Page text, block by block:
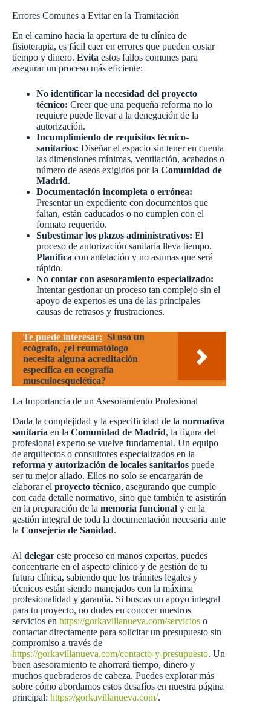
Errores Comunes a Evitar en la Tramitación
En el camino hacia la apertura de tu clínica de
fisioterapia, es fácil caer en errores que pueden costar
tiempo y dinero. Evita estos fallos comunes para
asegurar un proceso más eficiente:
No identificar la necesidad del proyecto
técnico: Creer que una pequeña reforma no lo
requiere puede llevar a la denegación de la
autorización.
Incumplimiento de requisitos técnico-
sanitarios: Diseñar el espacio sin tener en cuenta
las dimensiones mínimas, ventilación, acabados o
número de aseos exigidos por la Comunidad de
Madrid.
Documentación incompleta o errónea:
Presentar un expediente con documentos que
faltan, están caducados o no cumplen con el
formato requerido.
Subestimar los plazos administrativos: El
proceso de autorización sanitaria lleva tiempo.
Planifica con antelación y no asumas que será
rápido.
No contar con asesoramiento especializado:
Intentar gestionar un proceso tan complejo sin el
apoyo de expertos es una de las principales
causas de retrasos y frustraciones.
Te puede interesar: Si uso un
ecógrafo, ¿el reumatólogo
necesita alguna acreditación
específica en ecografía
musculoesquelética?
La Importancia de un Asesoramiento Profesional
Dada la complejidad y la especificidad de la normativa
sanitaria en la Comunidad de Madrid, la figura del
profesional experto se vuelve fundamental. Un equipo
de arquitectos o consultores especializados en la
reforma y autorización de locales sanitarios puede
ser tu mejor aliado. Ellos no solo se encargarán de
elaborar el proyecto técnico, asegurando que cumple
con cada detalle normativo, sino que también te asistirán
en la preparación de la memoria funcional y en la
gestión integral de toda la documentación necesaria ante
la Consejería de Sanidad.
Al delegar este proceso en manos expertas, puedes
concentrarte en el aspecto clínico y de gestión de tu
futura clínica, sabiendo que los trámites legales y
técnicos están siendo manejados con la máxima
profesionalidad y garantía. Si buscas un apoyo integral
para tu proyecto, no dudes en conocer nuestros
servicios en https://gorkavillanueva.com/servicios o
contactar directamente para solicitar un presupuesto sin
compromiso a través de
https://gorkavillanueva.com/contacto-y-presupuesto. Un
buen asesoramiento te ahorrará tiempo, dinero y
muchos quebraderos de cabeza. Puedes explorar más
sobre cómo abordamos estos desafíos en nuestra página
principal: https://gorkavillanueva.com/.